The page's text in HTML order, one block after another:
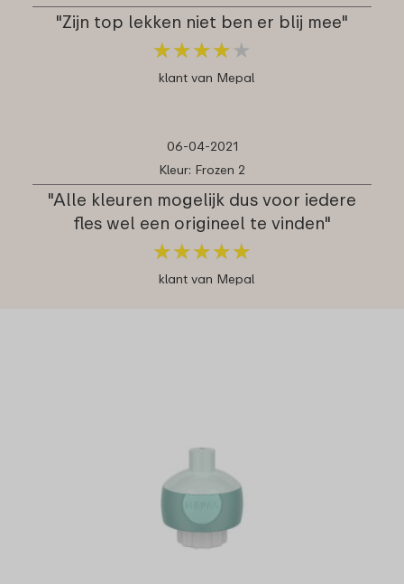
"Zijn top lekken niet ben er blij mee"
★★★★ ★
★★★★ ★
klant van Mepal
06-04-2021
Kleur: Frozen 2
"Alle kleuren mogelijk dus voor iedere
fles wel een origineel te vinden"
★★★★★
★★★★★
klant van Mepal